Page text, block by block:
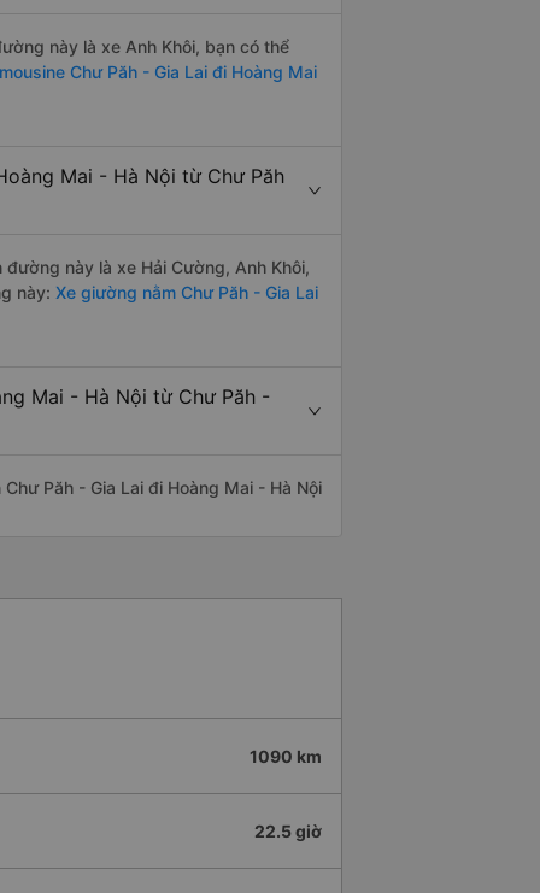
này là xe Anh Khôi, bạn có thể
Chư Păh - Gia Lai đi Hoàng Mai
Mai - Hà Nội từ Chư Păh
này là xe Hải Cường, Anh Khôi,
này: Xe giường nằm Chư Păh - Gia Lai
Mai - Hà Nội từ Chư Păh -
Păh - Gia Lai đi Hoàng Mai - Hà Nội
1090 km
22.5 giờ